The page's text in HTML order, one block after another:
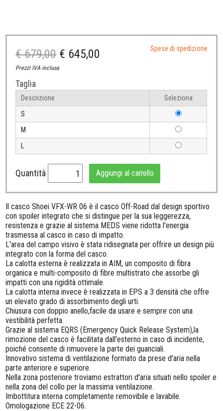
Spese di spedizione
€ 679,00 € 645,00
Prezzi IVA inclusa
Taglia
Descrizione
Seleziona
S
M
L
Quantità Aggiungi al carrello
Il casco Shoei VFX-WR 06 è il casco Off-Road dal design sportivo
con spoiler integrato che si distingue per la sua leggerezza,
resistenza e grazie al sistema MEDS viene ridotta l'energia
trasmessa al casco in caso di impatto.
L'area del campo visivo è stata ridisegnata per offrire un design più
integrato con la forma del casco.
La calotta esterna è realizzata in AIM, un composito di fibra
organica e multi-composito di fibre multistrato che assorbe gli
impatti con una rigidità ottimale.
La calotta interna invece è realizzata in EPS a 3 densità che offre
un elevato grado di assorbimento degli urti.
Chiusura con doppio anello,facile da usare e sempre con una
vestibilità perfetta.
Grazie al sistema EQRS (Emergency Quick Release System),la
rimozione del casco è facilitata dall'esterno in caso di incidente,
poiché consente di rimuovere la parte dei guanciali.
Innovativo sistema di ventilazione formato da prese d'aria nella
parte anteriore e superiore.
Nella zona posteriore troviamo estrattori d'aria situati nello spoiler e
nella zona del collo per la massima ventilazione.
Imbottitura interna completamente removibile e lavabile.
Omologazione ECE 22-06.